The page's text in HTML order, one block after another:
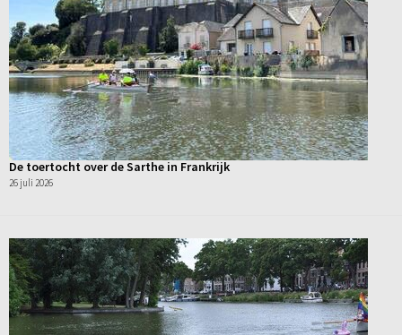
De toertocht over de Sarthe in Frankrijk
26 juli 2026